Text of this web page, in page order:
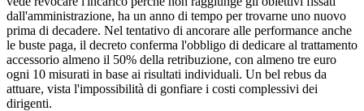
dall'amministrazione, ha un anno di tempo per trovarne uno nuovo
prima di decadere. Nel tentativo di ancorare alle performance anche
le buste paga, il decreto conferma l'obbligo di dedicare al trattamento
accessorio almeno il 50% della retribuzione, con almeno tre euro
ogni 10 misurati in base ai risultati individuali. Un bel rebus da
attuare, vista l'impossibilità di gonfiare i costi complessivi dei
dirigenti.